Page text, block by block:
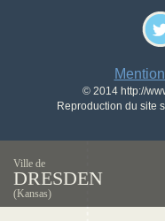
© 2014 http://
Reproduction du site
Ville de
DRESDEN
(Kansas)